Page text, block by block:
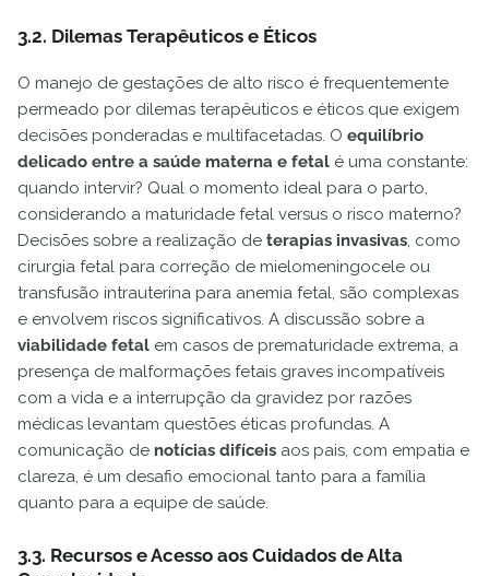
3.2. Dilemas Terapêuticos e Éticos
O manejo de gestações de alto risco é frequentemente
permeado por dilemas terapêuticos e éticos que exigem
decisões ponderadas e multifacetadas. O equilíbrio
delicado entre a saúde materna e fetal é uma constante:
quando intervir? Qual o momento ideal para o parto,
considerando a maturidade fetal versus o risco materno?
Decisões sobre a realização de terapias invasivas, como
cirurgia fetal para correção de mielomeningocele ou
transfusão intrauterina para anemia fetal, são complexas
e envolvem riscos significativos. A discussão sobre a
viabilidade fetal em casos de prematuridade extrema, a
presença de malformações fetais graves incompatíveis
com a vida e a interrupção da gravidez por razões
médicas levantam questões éticas profundas. A
comunicação de notícias difíceis aos pais, com empatia e
clareza, é um desafio emocional tanto para a família
quanto para a equipe de saúde.
3.3. Recursos e Acesso aos Cuidados de Alta